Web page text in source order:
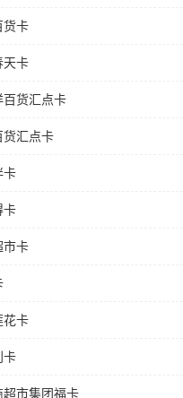
货卡
天卡
货汇点卡
货汇点卡
卡
卡
市卡
花卡
卡
市集团福卡